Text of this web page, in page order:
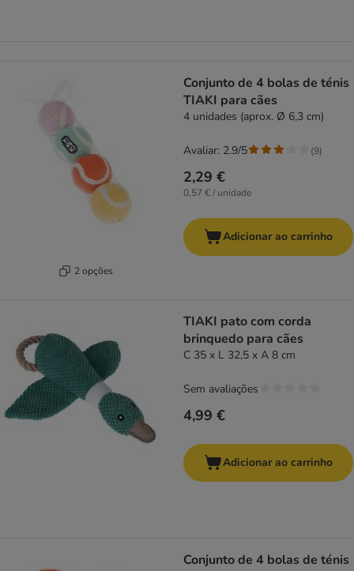
2 opções
Conjunto de 4 bolas de ténis
TIAKI para cães
4 unidades (aprox. Ø 6,3 cm)
2,29 €
0,57 € / unidade
Avaliar: 2.9/5 (9)
Adicionar ao carrinho
TIAKI pato com corda
brinquedo para cães
C 35 x L 32,5 x A 8 cm
4,99 €
Sem avaliações
Adicionar ao carrinho
Conjunto de 4 bolas de ténis